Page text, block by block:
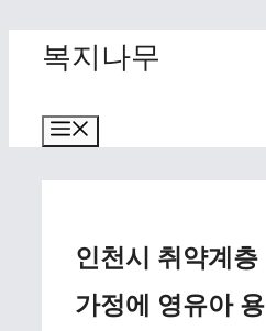
content
복지나무
인천시 취약계층
가정에 영유아 용